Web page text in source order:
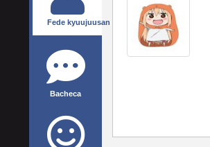
Fede kyuujuusan
Bacheca